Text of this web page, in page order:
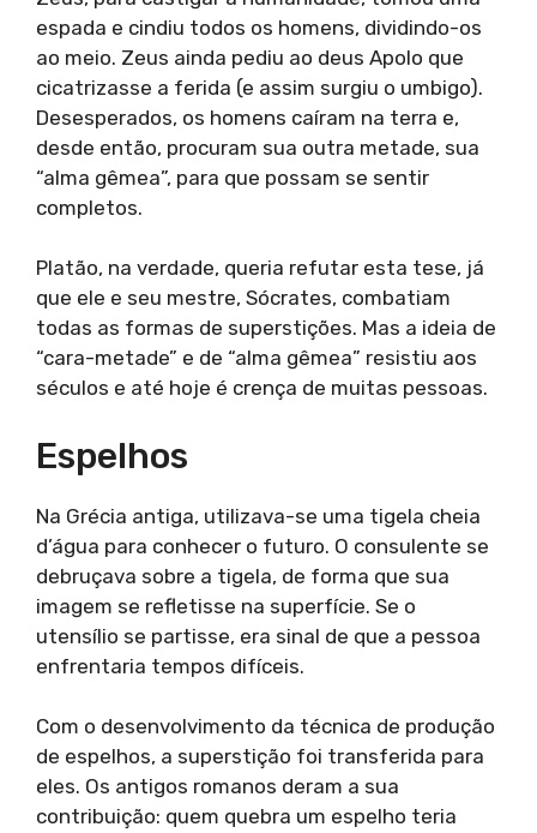
espada e cindiu todos os homens, dividindo-os
ao meio. Zeus ainda pediu ao deus Apolo que
cicatrizasse a ferida (e assim surgiu o umbigo).
Desesperados, os homens caíram na terra e,
desde então, procuram sua outra metade, sua
“alma gêmea”, para que possam se sentir
completos.
Platão, na verdade, queria refutar esta tese, já
que ele e seu mestre, Sócrates, combatiam
todas as formas de superstições. Mas a ideia de
“cara-metade” e de “alma gêmea” resistiu aos
séculos e até hoje é crença de muitas pessoas.
Espelhos
Na Grécia antiga, utilizava-se uma tigela cheia
d’água para conhecer o futuro. O consulente se
debruçava sobre a tigela, de forma que sua
imagem se refletisse na superfície. Se o
utensílio se partisse, era sinal de que a pessoa
enfrentaria tempos difíceis.
Com o desenvolvimento da técnica de produção
de espelhos, a superstição foi transferida para
eles. Os antigos romanos deram a sua
contribuição: quem quebra um espelho teria